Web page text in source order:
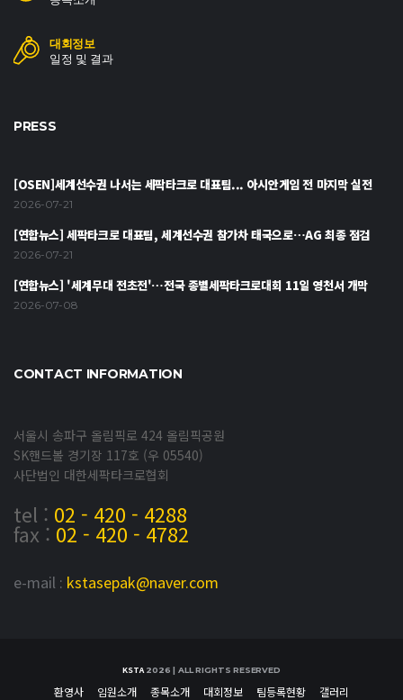
대회정보
일정 및 결과
PRESS
[OSEN]세계선수권 나서는 세팍타크로 대표팀... 아시안게임 전 마지막 실전
2026-07-21
[연합뉴스] 세팍타크로 대표팀, 세계선수권 참가차 태국으로…AG 최종 점검
2026-07-21
[연합뉴스] '세계무대 전초전'…전국 종별세팍타크로대회 11일 영천서 개막
2026-07-08
CONTACT INFORMATION
서울시 송파구 올림픽로 424 올림픽공원
SK핸드볼 경기장 117호 (우 05540)
사단법인 대한세팍타크로협회
tel : 02 - 420 - 4288
fax : 02 - 420 - 4782
e-mail : kstasepak@naver.com
KSTA2026 | ALL RIGHTS RESERVED
환영사 임원소개 종목소개 대회정보 팀등록현황 갤러리